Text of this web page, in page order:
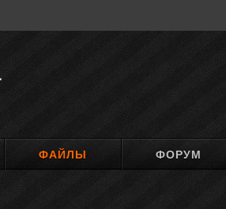
ФАЙЛЫ ФОРУМ